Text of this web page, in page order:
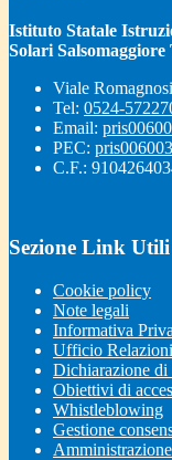
Istituto Statale
Solari Salsomaggiore
Viale
Tel: 0524-
Email:
PEC:
C.F.:
Sezione Link Utili
Cookie policy
Note legali
Informativa
Ufficio
Dichiarazione di
Obiettivi di
Whistleblowing
Gestione